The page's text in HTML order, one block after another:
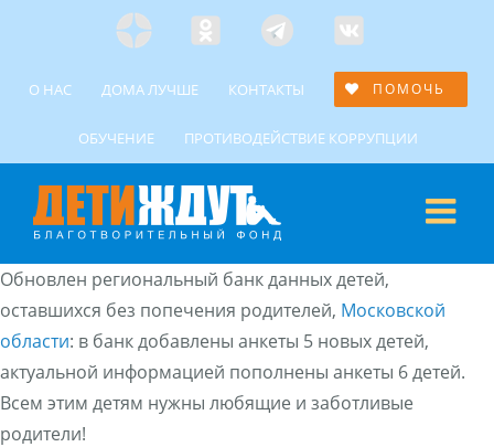
ЯндексОдноклассники
Telegramm
Custom
О НАС ДОМА ЛУЧШЕ КОНТАКТЫ ПОМОЧЬ
ОБУЧЕНИЕ ПРОТИВОДЕЙСТВИЕ КОРРУПЦИИ
Обновлен региональный банк данных детей,
оставшихся без попечения родителей, Московской
области: в банк добавлены анкеты 5 новых детей,
актуальной информацией пополнены анкеты 6 детей.
Всем этим детям нужны любящие и заботливые
родители!